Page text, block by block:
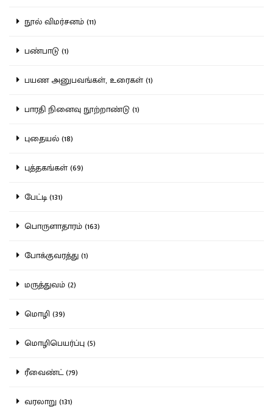
நூல் விமர்சனம் (11)
பண்பாடு (1)
பயண அனுபவங்கள், உரைகள் (1)
பாரதி நினைவு நூற்றாண்டு (1)
புதையல் (18)
புத்தகங்கள் (69)
பேட்டி (131)
பொருளாதாரம் (163)
போக்குவரத்து (1)
மருத்துவம் (2)
மொழி (39)
மொழிபெயர்ப்பு (5)
ரீவைண்ட் (79)
வரலாறு (131)